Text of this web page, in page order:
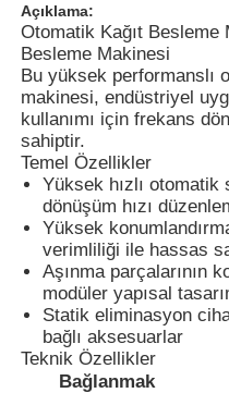
Açıklama:
Otomatik Kağıt
Besleme Makinesi
Bu yüksek performanslı
makinesi, endüstriyel
kullanımı için frekans
sahiptir.
Temel Özellikler
Yüksek hızlı
dönüşüm hızı
Yüksek
verimliliği ile hassas
Aşınma parçalarının
modüler yapısal
Statik eliminasyon
bağlı aksesuarlar
Teknik Özellikler
Bağlanmak